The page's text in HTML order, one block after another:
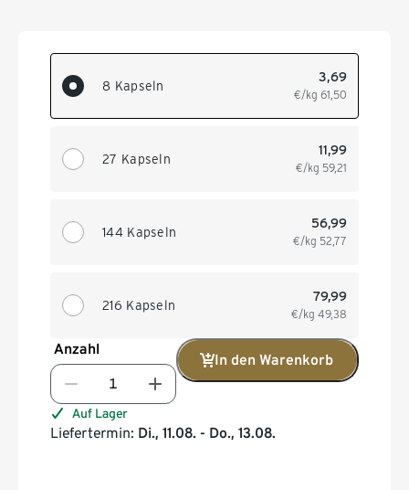
8 Kapseln
3,69
€/kg 61,50
27 Kapseln
11,99
€/kg 59,21
144 Kapseln
56,99
€/kg 52,77
216 Kapseln
79,99
€/kg 49,38
Anzahl
In den Warenkorb
Auf Lager
Liefertermin: Di., 11.08. - Do., 13.08.